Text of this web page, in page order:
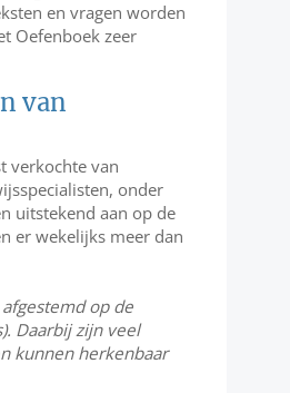
en vragen worden
Oefenboek zeer
van
verkochte van
onder
uitstekend aan op de
er wekelijks meer dan
op de
Daarbij zijn veel
kunnen herkenbaar